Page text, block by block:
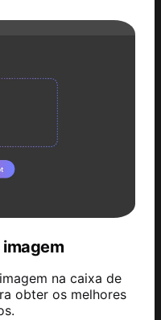
imagem
na caixa de
obter os melhores